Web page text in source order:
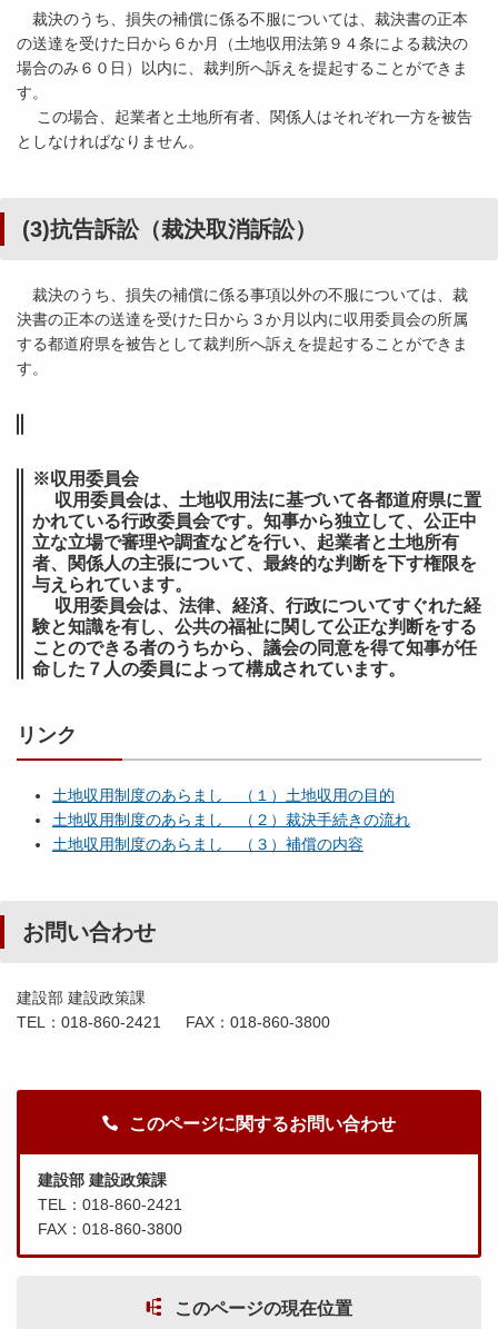
裁決のうち、損失の補償に係る不服については、裁決書の正本
の送達を受けた日から６か月（土地収用法第９４条による裁決の
場合のみ６０日）以内に、裁判所へ訴えを提起することができま
す。
この場合、起業者と土地所有者、関係人はそれぞれ一方を被告
としなければなりません。
(3)抗告訴訟（裁決取消訴訟）
裁決のうち、損失の補償に係る事項以外の不服については、裁
決書の正本の送達を受けた日から３か月以内に収用委員会の所属
する都道府県を被告として裁判所へ訴えを提起することができま
す。
※収用委員会
収用委員会は、土地収用法に基づいて各都道府県に置
かれている行政委員会です。知事から独立して、公正中
立な立場で審理や調査などを行い、起業者と土地所有
者、関係人の主張について、最終的な判断を下す権限を
与えられています。
収用委員会は、法律、経済、行政についてすぐれた経
験と知識を有し、公共の福祉に関して公正な判断をする
ことのできる者のうちから、議会の同意を得て知事が任
命した７人の委員によって構成されています。
リンク
土地収用制度のあらまし （１）土地収用の目的
土地収用制度のあらまし （２）裁決手続きの流れ
土地収用制度のあらまし （３）補償の内容
お問い合わせ
建設部 建設政策課
TEL：018-860-2421 FAX：018-860-3800
このページに関するお問い合わせ
建設部 建設政策課
TEL：018-860-2421
FAX：018-860-3800
このページの現在位置